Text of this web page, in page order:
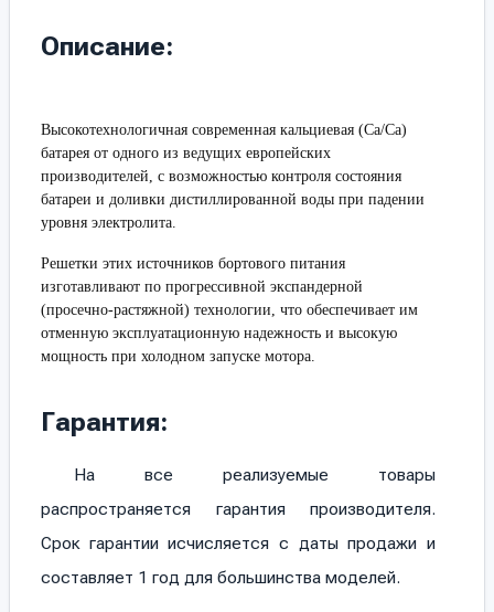
Описание:
Высокотехнологичная современная кальциевая (Са/Са)
батарея от одного из ведущих европейских
производителей, с возможностью контроля состояния
батареи и доливки дистиллированной воды при падении
уровня электролита.
Решетки этих источников бортового питания
изготавливают по прогрессивной экспандерной
(просечно-растяжной) технологии, что обеспечивает им
отменную эксплуатационную надежность и высокую
мощность при холодном запуске мотора.
Гарантия:
На все реализуемые товары
распространяется гарантия производителя.
Срок гарантии исчисляется с даты продажи и
составляет 1 год для большинства моделей.